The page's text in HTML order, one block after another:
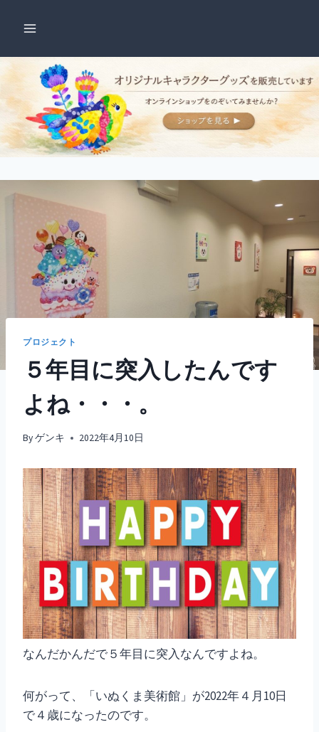
ス
ッ
プ
プロジェクト
５年目に突入したんです
よね・・・。
Byゲンキ 2022年4月10日
なんだかんだで５年目に突入なんですよね。
何がって、「いぬくま美術館」が2022年４月10日
で４歳になったのです。